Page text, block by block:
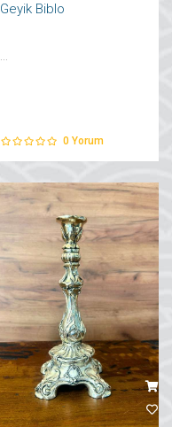
Geyik Biblo
0 Yorum